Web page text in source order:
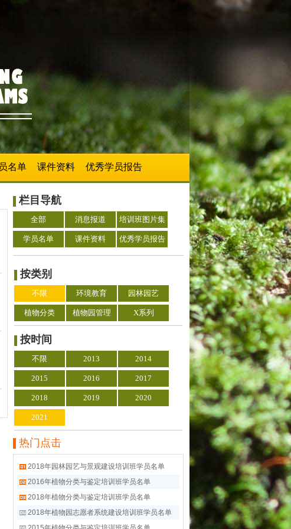
名单 课件资料 优秀学员报告
栏目导航
全部 消息报道 培训班图片集
学员名单 课件资料 优秀学员报告
按类别
不限 环境教育 园林园艺
植物分类 植物园管理 X系列
按时间
不限 2013 2014
2015 2016 2017
2018 2019 2020
2021
热门点击
2018年园林园艺与景观建设培训班学员名单
2016年植物分类与鉴定培训班学员名单
2018年植物分类与鉴定培训班学员名单
2018年植物园志愿者系统建设培训班学员名单